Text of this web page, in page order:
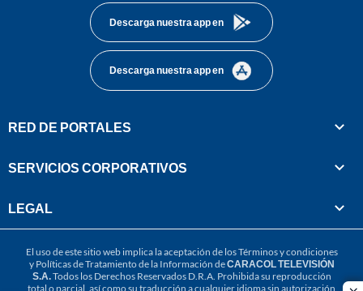
Descarga nuestra app en
Descarga nuestra app en
RED DE PORTALES
SERVICIOS CORPORATIVOS
LEGAL
El uso de este sitio web implica la aceptación de losTérminos y condiciones
y Políticas de Tratamiento de la Información deCARACOL TELEVISIÓN
S.A.Todos los Derechos Reservados D.R.A. Prohibida su reproducción
total o parcial, así como su traducción a cualquier idioma sin autorización